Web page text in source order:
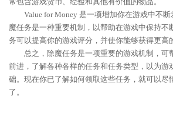
Value for Money 是一项增加你在游戏中不
魔任务是一种重要机制，以帮助在游戏中保持不
务可以提高你的游戏评分，并使你能够获得更高
总之，除魔任务是一项重要的游戏机制，可
前进，了解各种各样的任务和任务类型，以为游
础。现在你已了解如何领取这些任务，就可以尽
了。